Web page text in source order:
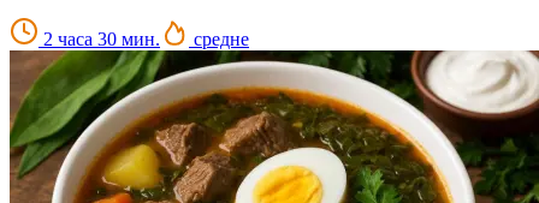
2 часа 30 мин. средне